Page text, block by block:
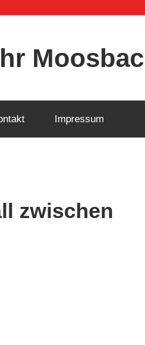
Impressum
zwischen